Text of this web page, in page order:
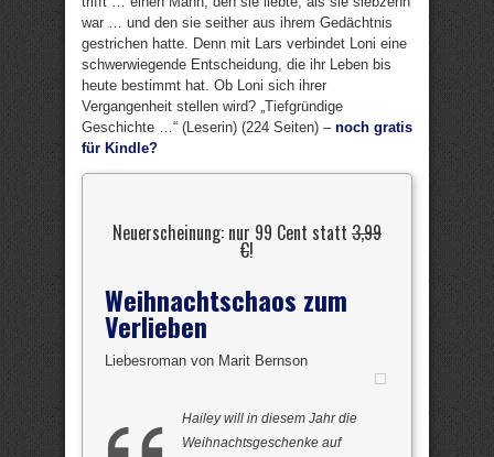
war … und den sie seither aus ihrem Gedächtnis
gestrichen hatte. Denn mit Lars verbindet Loni eine
schwerwiegende Entscheidung, die ihr Leben bis
heute bestimmt hat. Ob Loni sich ihrer
Vergangenheit stellen wird? „Tiefgründige
Geschichte …“ (Leserin) (224 Seiten) – noch gratis
für Kindle?
Neuerscheinung: nur 99 Cent statt 3,99
€!
Weihnachtschaos zum
Verlieben
Liebesroman von Marit Bernson
Hailey will in diesem Jahr die
Weihnachtsgeschenke auf